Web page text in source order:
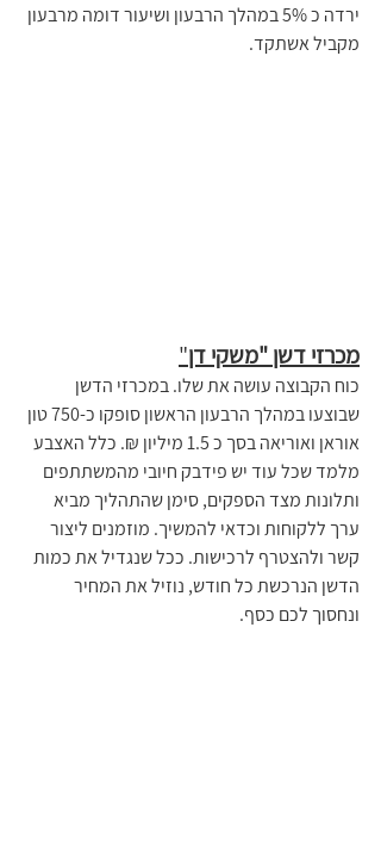
ירדה כ 5% במהלך הרבעון ושיעור דומה מרבעון
מקביל אשתקד.
מכרזי דשן "משקי דן"
כוח הקבוצה עושה את שלו. במכרזי הדשן
שבוצעו במהלך הרבעון הראשון סופקו כ-750 טון
אוראן ואוריאה בסך כ 1.5 מיליון ₪. כלל האצבע
מלמד שכל עוד יש פידבק חיובי מהמשתתפים
ותלונות מצד הספקים, סימן שהתהליך מביא
ערך ללקוחות וכדאי להמשיך. מוזמנים ליצור
קשר ולהצטרף לרכישות. ככל שנגדיל את כמות
הדשן הנרכשת כל חודש, נוזיל את המחיר
ונחסוך לכם כסף.